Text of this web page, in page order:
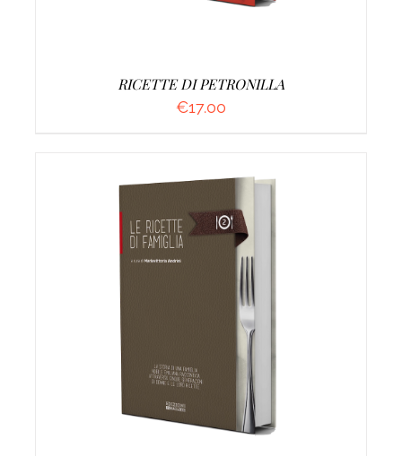
RICETTE DI PETRONILLA
€17.00
/